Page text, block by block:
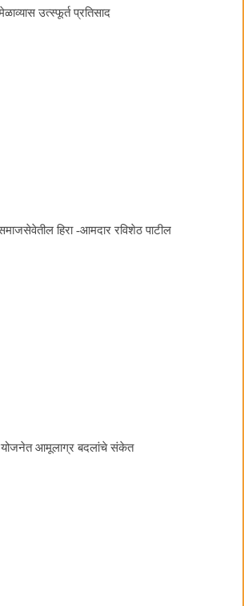
उत्स्फूर्त प्रतिसाद
हिरा -आमदार रविशेठ पाटील
योजनेत आमूलाग्र बदलांचे संकेत